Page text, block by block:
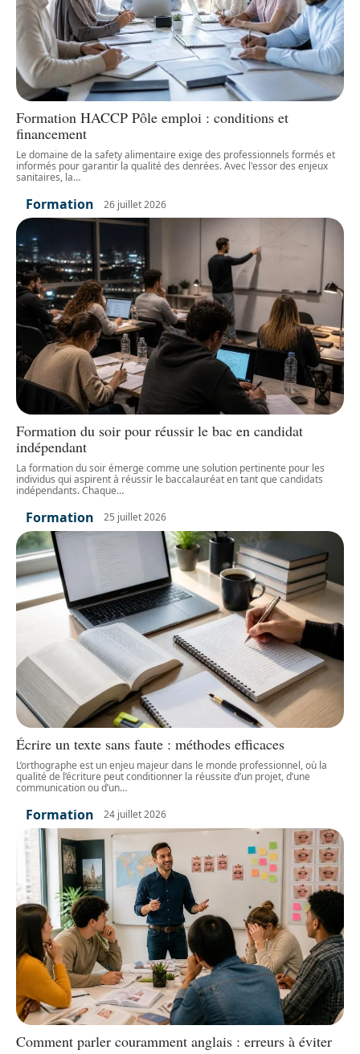
Formation HACCP Pôle emploi : conditions et
financement
Le domaine de la safety alimentaire exige des professionnels formés et
informés pour garantir la qualité des denrées. Avec l'essor des enjeux
sanitaires, la…
Formation 26 juillet 2026
Formation du soir pour réussir le bac en candidat
indépendant
La formation du soir émerge comme une solution pertinente pour les
individus qui aspirent à réussir le baccalauréat en tant que candidats
indépendants. Chaque…
Formation 25 juillet 2026
Écrire un texte sans faute : méthodes efficaces
L’orthographe est un enjeu majeur dans le monde professionnel, où la
qualité de l’écriture peut conditionner la réussite d’un projet, d’une
communication ou d’un…
Formation 24 juillet 2026
Comment parler couramment anglais : erreurs à éviter